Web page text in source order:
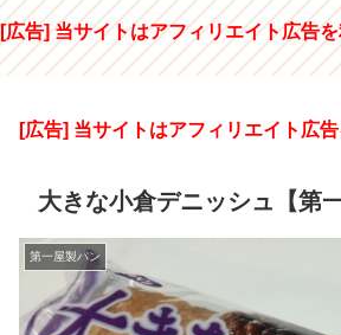
[広告] 当サイトはアフィリエイト広告
[広告] 当サイトはアフィリエイト広告
大きな小倉デニッシュ【第
第一屋製パン